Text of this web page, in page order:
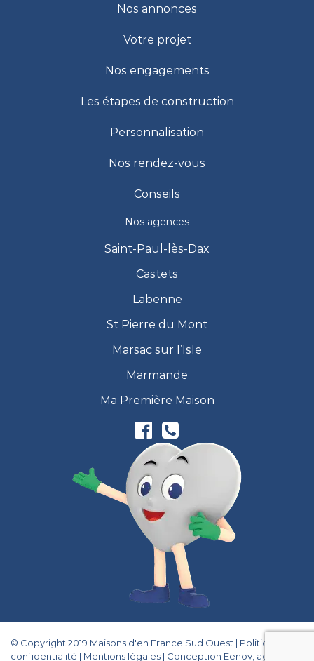
Nos annonces
Votre projet
Nos engagements
Les étapes de construction
Personnalisation
Nos rendez-vous
Conseils
Nos agences
Saint-Paul-lès-Dax
Castets
Labenne
St Pierre du Mont
Marsac sur l’Isle
Marmande
Ma Première Maison
© Copyright 2019 Maisons d'en France Sud Ouest | Politique de
confidentialité | Mentions légales | Conception Eenov, agence